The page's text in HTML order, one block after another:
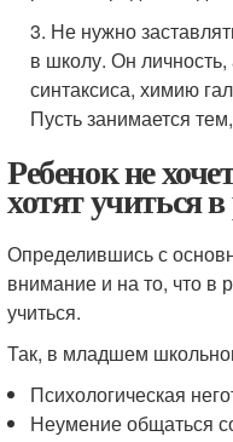
3. Не нужно
в школу. Он
синтаксиса, химию
Пусть занимается
Ребенок не
хотят учиться
Определившись с
внимание и на то, что в
учиться.
Так, в младшем
Психологическая
Неумение общаться